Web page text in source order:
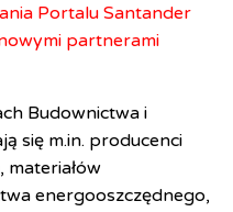
Portalu Santander
partnerami
Budownictwa i
się m.in. producenci
materiałów
energooszczędnego,